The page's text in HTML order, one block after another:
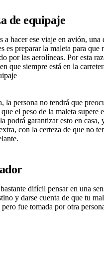
de equipaje
a hacer ese viaje en avión, una
es preparar la maleta para que
por las aerolíneas. Por esta
que siempre está en la
la persona no tendrá que
el peso de la maleta supere
podrá garantizar esto en casa,
con la certeza de que no
difícil pensar en una
y darse cuenta de que tu
fue tomada por otra